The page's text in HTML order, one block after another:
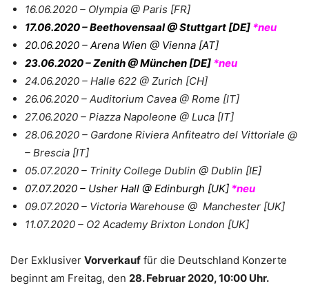
16.06.2020 – Olympia @ Paris [FR]
17.06.2020 – Beethovensaal @ Stuttgart [DE] *neu
20.06.2020 – Arena Wien @ Vienna [AT]
23.06.2020 – Zenith @ München [DE] *neu
24.06.2020 – Halle 622 @ Zurich [CH]
26.06.2020 – Auditorium Cavea @ Rome [IT]
27.06.2020 – Piazza Napoleone @ Luca [IT]
28.06.2020 – Gardone Riviera Anfiteatro del Vittoriale @
– Brescia [IT]
05.07.2020 – Trinity College Dublin @ Dublin [IE]
07.07.2020 – Usher Hall @ Edinburgh [UK] *neu
09.07.2020 – Victoria Warehouse @ Manchester [UK]
11.07.2020 – O2 Academy Brixton London [UK]
Der Exklusiver Vorverkauf für die Deutschland Konzerte
beginnt am Freitag, den 28. Februar 2020, 10:00 Uhr.